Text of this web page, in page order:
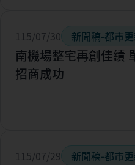
115/07/30 新聞稿-都市
南機場整宅再創佳績
招商成功
115/07/29 新聞稿-都市